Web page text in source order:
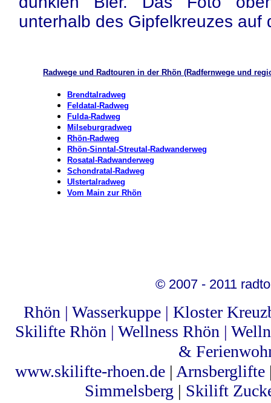
unterhalb des Gipfelkreuzes auf
Radwege und Radtouren in der Rhön (Radfernwege und
Brendtalradweg
Feldatal-Radweg
Fulda-Radweg
Milseburgradweg
Rhön-Radweg
Rhön-Sinntal-Streutal-Radwanderweg
Rosatal-Radwanderweg
Schondratal-Radweg
Ulstertalradweg
Vom Main zur Rhön
© 2007 - 2011
Rhön | Wasserkuppe | Kloster
Skilifte Rhön | Wellness Rhön |
&
www.skilifte-rhoen.de | Arnsberglifte
Simmelsberg | Skilift